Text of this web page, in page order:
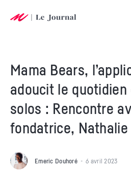
Mama Bears,
adoucit le quotidien
solos : Rencontre
fondatrice, Nathalie
Emeric Douhoré 6 avril 2023